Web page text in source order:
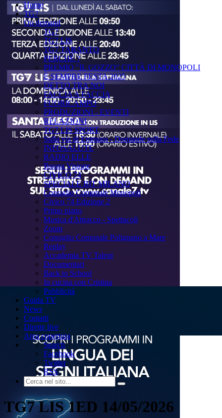
Home
TG7
On demand
TG7
TG7 LIS
TG7 TARANTO
PERCHÉ ?
PREMIO "IL GOZZO" CITTÀ DI MONOPOLI
È SEMPRE FESTA 2025
DETTO TRA NOI
FACCIA A FACCIA
FUORICAMPO
PRODUZIONI - EVENTI
RELAZIONI
TG7 LIS SPORT
Sulla via di Emmaus - Domande sulla Fede
INFOSALUTE
RADIO ELLE
Buona Visione
CIVICO 74
SPECIALE BIT MILANO
Consiglio Comunale Monopoli
Civico 74 Edizione 2
Primo piano
Musica d'Attracco - Spettacoli
Zoom
Consiglio Comunale Polignano a Mare
Replay
Accademia TV Talent
Documentari
Back to School
In cucina con Cristina
Pubblicità
Guida TV
News
Contatti
Dirette live
Area copertura
Search
Facebook
Twitter
RSS
TG7 LIS 1ED 14/05/2026